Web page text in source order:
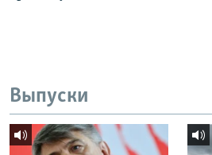
Выпуски